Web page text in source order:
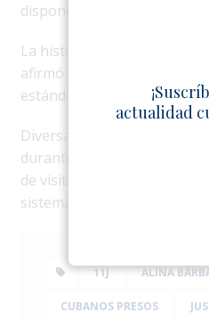
disponer de información
La historiadora y activista
afirmó que las condiciones
estándares de las
Diversas organizaciones,
durante los últimos años
de visitas, falta de atención
sistema penitenciario cubano.
11J ALINA
CUBANOS PRESOS
actualidad